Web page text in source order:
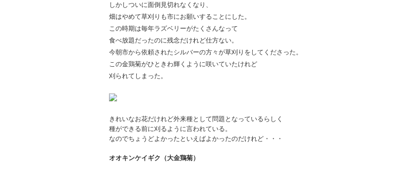
しかしついに面倒見切れなくなり、
畑はやめて草刈りも市にお願いすることにした。
この時期は毎年ラズベリーがたくさんなって
食べ放題だったのに残念だけれど仕方ない。
今朝市から依頼されたシルバーの方々が草刈りをしてくださった。
この金鶏菊がひときわ輝くように咲いていたけれど
刈られてしまった。
きれいなお花だけれど外来種として問題となっているらしく
種ができる前に刈るように言われている。
なのでちょうどよかったといえばよかったのだけれど・・・
オオキンケイギク（大金鶏菊）